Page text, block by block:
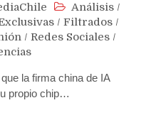
Análisis /
/ Filtrados /
/ Redes Sociales /
la firma china de IA
propio chip…